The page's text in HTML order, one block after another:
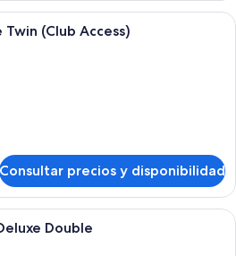
Habitación de hotel moderna con
(Club Access)
Consultar precios y disponibilidad
Una habitación de hotel moderna
Double